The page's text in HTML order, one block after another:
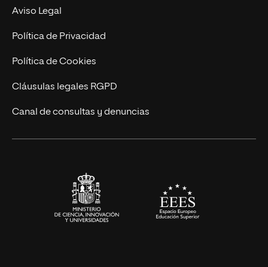
MBA
Marketing y Comunicación
Ingeniería
Diseño
Ciencias de la Salud
Contacto
Aviso Legal
Política de Privacidad
Política de Cookies
Cláusulas legales RGPD
Canal de consultas y denuncias